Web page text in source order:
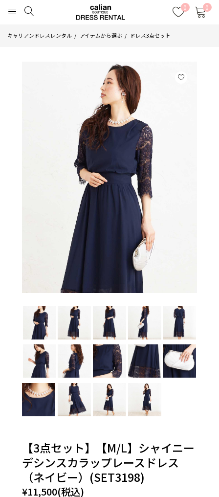
0 0
キャリアンドレスレンタル アイテムから選ぶ ドレス3点セット
【3点セット】【M/L】シャイニー
デシンスカラップレースドレス
（ネイビー）(SET3198)
¥11,500(税込)